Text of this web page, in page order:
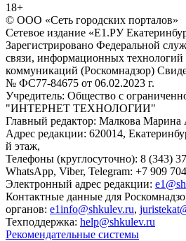
18+
© ООО «Сеть городских порталов»
Сетевое издание «Е1.РУ
Зарегистрировано Федеральной
связи, информационных
коммуникаций (Роскомнадзор)
№ ФС77-84675 от 06.02.2023 г.
Учредитель: Общество с
"ИНТЕРНЕТ ТЕХНОЛОГИИ"
Главный редактор: Малкова Марина
Адрес редакции: 620014,
й этаж,
Телефоны (круглосуточно): 8 (343)
WhatsApp, Viber, Telegram: +7 909
Электронный адрес редакции:
Контактные данные для
органов: e1info@shkulev.ru,
Техподдержка: help@shkulev.ru
Рекомендательные системы